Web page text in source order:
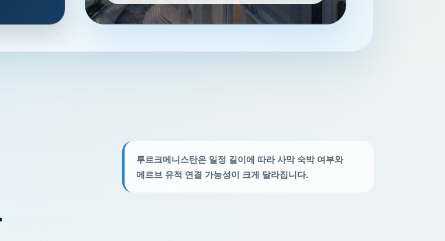
투르크메니스탄은 일정 길이에 따라 사막 숙박 여부와
메르브 유적 연결 가능성이 크게 달라집니다.